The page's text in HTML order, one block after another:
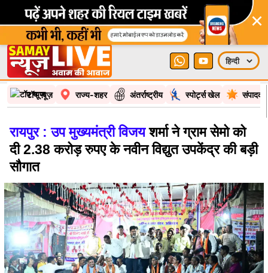
×
टॉप न्यूज़ राज्य-शहर अंतर्राष्ट्रीय स्पोर्ट्स खेल
रायपुर : उप मुख्यमंत्री विजयशर्मा ने ग्राम सेमो को
दी 2.38 करोड़ रुपए के नवीन विद्युत उपकेंद्र की बड़ी
सौगात